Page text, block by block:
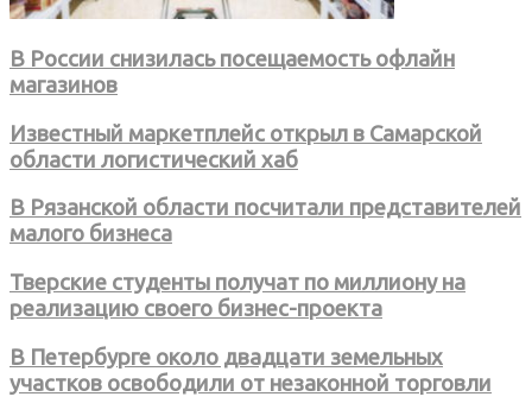
В России снизилась посещаемость офлайн
магазинов
Известный маркетплейс открыл в Самарской
области логистический хаб
В Рязанской области посчитали представителей
малого бизнеса
Тверские студенты получат по миллиону на
реализацию своего бизнес-проекта
В Петербурге около двадцати земельных
участков освободили от незаконной торговли